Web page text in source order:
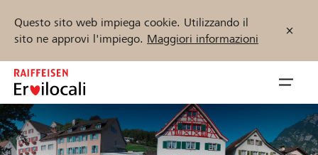
Questo sito web impiega cookie. Utilizzando il
sito ne approvi l'impiego. Maggiori informazioni
Zum
Inhalt
springen
öffnen
Inizia ora